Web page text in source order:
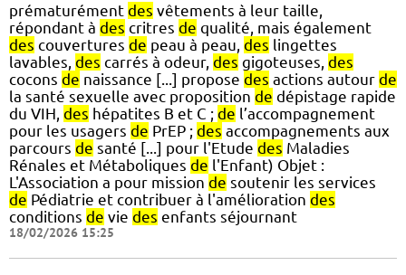
prématurément des vêtements à leur taille,
répondant à des critres de qualité, mais également
des couvertures de peau à peau, des lingettes
lavables, des carrés à odeur, des gigoteuses, des
cocons de naissance [...] propose des actions autour de
la santé sexuelle avec proposition de dépistage rapide
du VIH, des hépatites B et C ; de l’accompagnement
pour les usagers de PrEP ; des accompagnements aux
parcours de santé [...] pour l'Etude des Maladies
Rénales et Métaboliques de l'Enfant) Objet :
L'Association a pour mission de soutenir les services
de Pédiatrie et contribuer à l'amélioration des
conditions de vie des enfants séjournant
18/02/2026 15:25